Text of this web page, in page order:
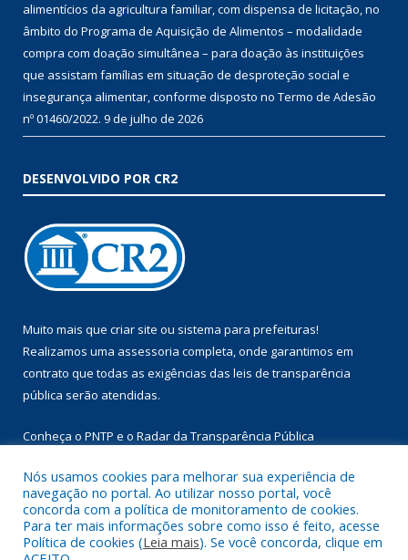
alimentícios da agricultura familiar, com dispensa de licitação, no
âmbito do Programa de Aquisição de Alimentos – modalidade
compra com doação simultânea – para doação às instituições
que assistam famílias em situação de desproteção social e
insegurança alimentar, conforme disposto no Termo de Adesão
nº 01460/2022. 9 de julho de 2026
DESENVOLVIDO POR CR2
Muito mais que criar site ou sistema para prefeituras!
Realizamos uma assessoria completa, onde garantimos em
contrato que todas as exigências das leis de transparência
pública serão atendidas.
Conheça o PNTP e o Radar da Transparência Pública
Todos os direitos reservados a Prefeitura Municipal de Augusto
Corrêa.
Nós usamos cookies para melhorar sua experiência de
navegação no portal. Ao utilizar nosso portal, você
concorda com a política de monitoramento de cookies.
Para ter mais informações sobre como isso é feito, acesse
Política de cookies (Leia mais). Se você concorda, clique em